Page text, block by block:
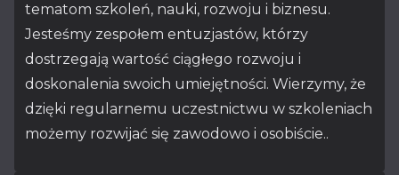
tematom szkoleń, nauki, rozwoju i biznesu.
Jesteśmy zespołem entuzjastów, którzy
dostrzegają wartość ciągłego rozwoju i
doskonalenia swoich umiejętności. Wierzymy, że
dzięki regularnemu uczestnictwu w szkoleniach
możemy rozwijać się zawodowo i osobiście..